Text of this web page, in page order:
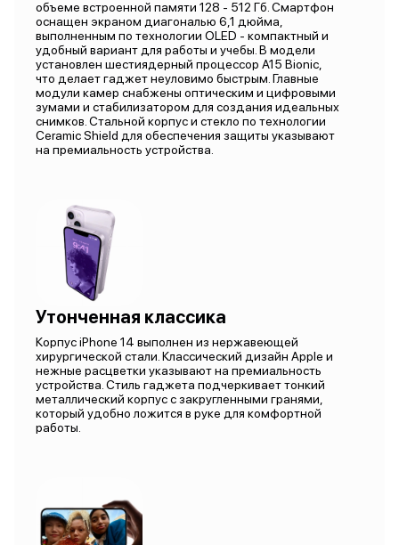
объеме встроенной памяти 128 - 512 Гб. Смартфон
оснащен экраном диагональю 6,1 дюйма,
выполненным по технологии OLED - компактный и
удобный вариант для работы и учебы. В модели
установлен шестиядерный процессор А15 Bionic,
что делает гаджет неуловимо быстрым. Главные
модули камер снабжены оптическим и цифровыми
зумами и стабилизатором для создания идеальных
снимков. Стальной корпус и стекло по технологии
Ceramic Shield для обеспечения защиты указывают
на премиальность устройства.
Утонченная классика
Корпус iPhone 14 выполнен из нержавеющей
хирургической стали. Классический дизайн Apple и
нежные расцветки указывают на премиальность
устройства. Стиль гаджета подчеркивает тонкий
металлический корпус с закругленными гранями,
который удобно ложится в руке для комфортной
работы.